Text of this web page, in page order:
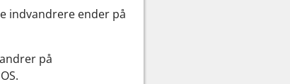
indvandrere ender på
på